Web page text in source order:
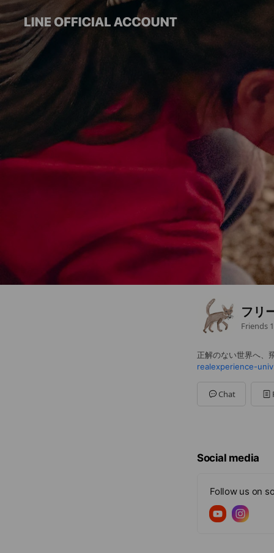
フリ
Friends
正解のない世界へ、
realexperience-
Chat
Social media
Follow us on